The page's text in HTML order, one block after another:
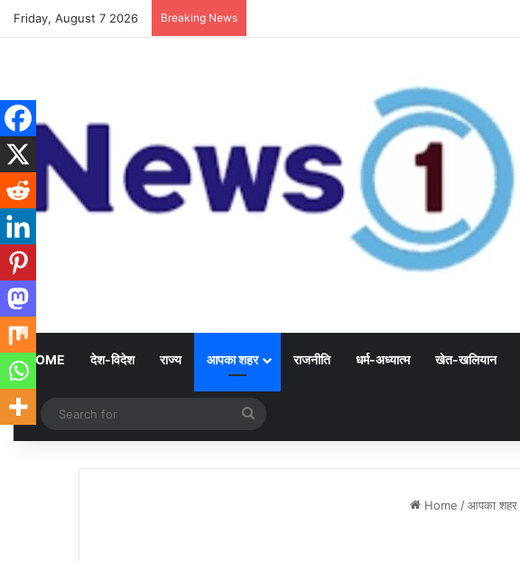
Friday, August 7 2026 Breaking News
HOME देश-विदेश राज्य आपका शहर राजनीति धर्म-अध्यात्म खेत-खलियान
Random Article
for
Home / आपका शहर